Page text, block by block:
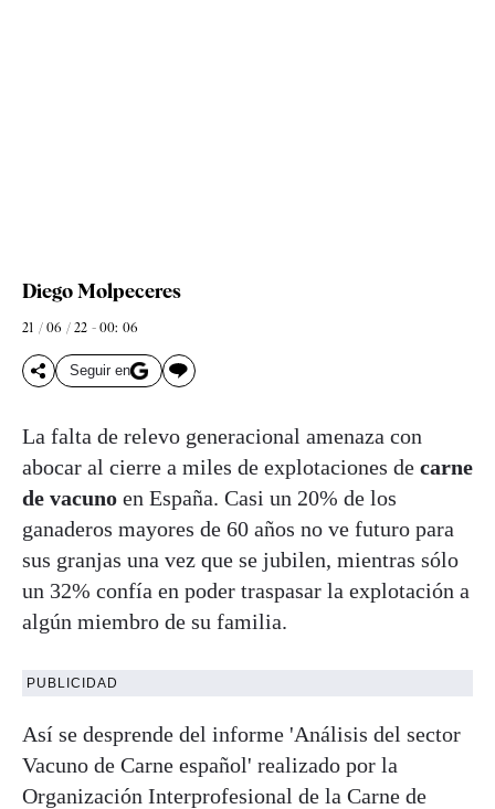
Diego Molpeceres
21 / 06 / 22 - 00: 06
Seguir en
La falta de relevo generacional amenaza con
abocar al cierre a miles de explotaciones de carne
de vacuno en España. Casi un 20% de los
ganaderos mayores de 60 años no ve futuro para
sus granjas una vez que se jubilen, mientras sólo
un 32% confía en poder traspasar la explotación a
algún miembro de su familia.
PUBLICIDAD
Así se desprende del informe 'Análisis del sector
Vacuno de Carne español' realizado por la
Organización Interprofesional de la Carne de